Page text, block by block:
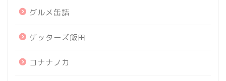
グルメ缶詰
ゲッターズ飯田
コナナノカ